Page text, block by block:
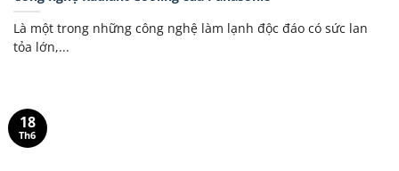
Là một trong những công nghệ làm lạnh độc đáo có sức lan
tỏa lớn,...
18
Th6